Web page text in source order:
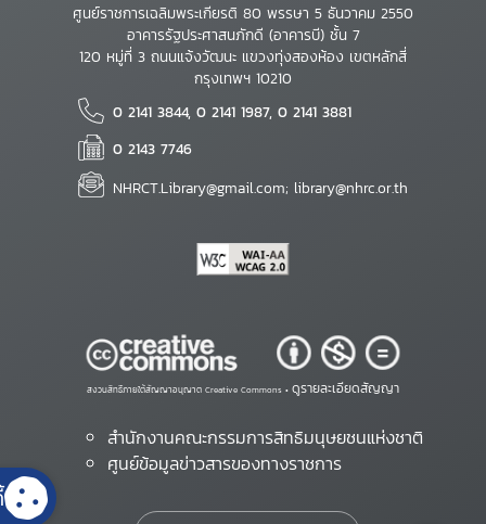
ศูนย์ราชการเฉลิมพระเกียรติ 80 พรรษา 5 ธันวาคม 2550
อาคารรัฐประศาสนภักดี (อาคารบี) ชั้น 7
120 หมู่ที่ 3 ถนนแจ้งวัฒนะ แขวงทุ่งสองห้อง เขตหลักสี่
กรุงเทพฯ 10210
0 2141 3844, 0 2141 1987, 0 2141 3881
0 2143 7746
NHRCT.Library@gmail.com; library@nhrc.or.th
สงวนสิทธิ์ภายใต้สัญญาอนุญาต Creative Commons • ดูรายละเอียดสัญญา
สำนักงานคณะกรรมการสิทธิมนุษยชนแห่งชาติ
ศูนย์ข้อมูลข่าวสารของทางราชการ